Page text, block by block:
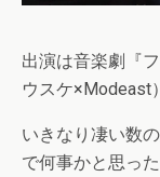
出演は音楽劇『
ウスケ×Modeast
いきなり凄い数
で何事かと思っ